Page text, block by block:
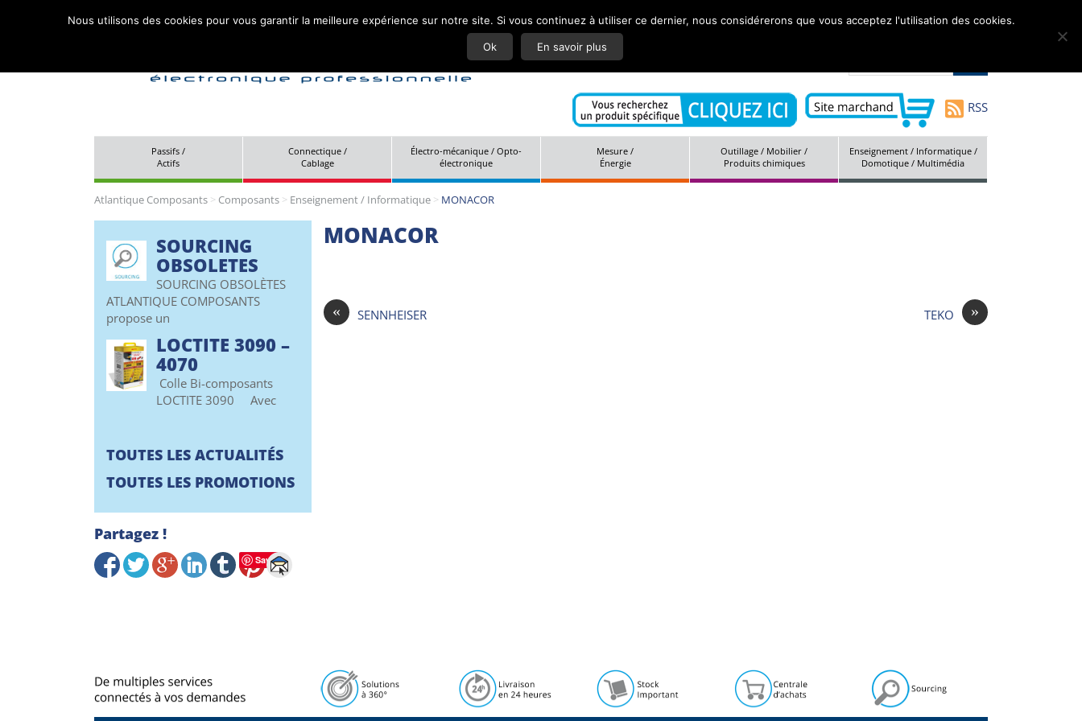
Actualités Marques Société Contact Plan du site
RSS
Passifs /
Actifs
Connectique /
Cablage
Électro-mécanique / Opto-
électronique
Mesure /
Énergie
Outillage / Mobilier /
Produits chimiques
Enseignement / Informatique /
Domotique / Multimédia
Atlantique Composants > Composants > Enseignement / Informatique > MONACOR
MONACOR
« SENNHEISER »
TEKO
SOURCING
OBSOLETES
SOURCING OBSOLÈTES
ATLANTIQUE COMPOSANTS
propose un
LOCTITE 3090 –
4070
Colle Bi-composants
LOCTITE 3090 Avec
TOUTES LES ACTUALITÉS
TOUTES LES PROMOTIONS
Partagez !
Save
Nous utilisons des cookies pour vous garantir la meilleure expérience sur notre site. Si vous continuez à utiliser ce dernier, nous considérerons que vous acceptez l'utilisation des cookies.
Ok En savoir plus